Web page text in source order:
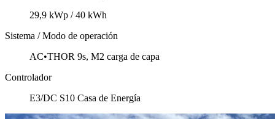
29,9 kWp / 40 kWh
Sistema / Modo de operación
AC•THOR 9s, M2 carga de capa
Controlador
E3/DC S10 Casa de Energía